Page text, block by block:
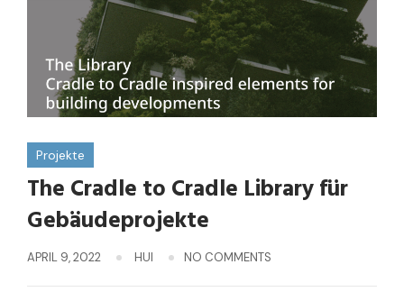
Projekte
The Cradle to Cradle Library für
Gebäudeprojekte
APRIL 9, 2022 HUI NO COMMENTS